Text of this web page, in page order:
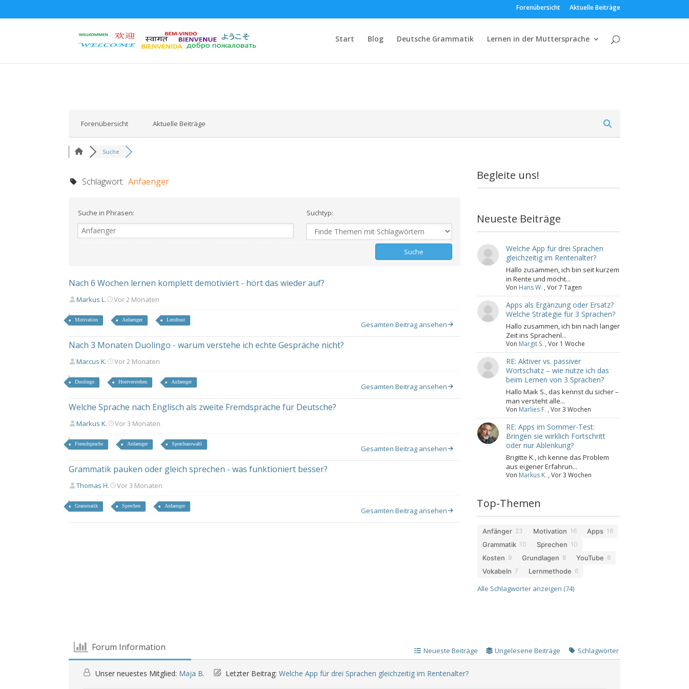
Forenübersicht Aktuelle Beiträge
Start Blog Deutsche Grammatik Lernen in der Muttersprache
Forenübersicht Aktuelle Beiträge
Suche
Schlagwort:Anfaenger
Suche in Phrasen: Suchtyp:
Nach 6 Wochen lernen komplett demotiviert - hört das wieder auf?
Markus L. Vor 2 Monaten
Motivation Anfaenger Lernfrust
Gesamten Beitrag ansehen
Nach 3 Monaten Duolingo - warum verstehe ich echte Gespräche nicht?
Marcus K. Vor 2 Monaten
Duolingo Hoerverstehen Anfaenger
Gesamten Beitrag ansehen
Welche Sprache nach Englisch als zweite Fremdsprache für Deutsche?
Markus K. Vor 3 Monaten
Fremdsprache Anfaenger Sprachauswahl
Gesamten Beitrag ansehen
Grammatik pauken oder gleich sprechen - was funktioniert besser?
Thomas H. Vor 3 Monaten
Grammatik Sprechen Anfaenger
Gesamten Beitrag ansehen
Begleite uns!
Neueste Beiträge
Welche App für drei Sprachen
gleichzeitig im Rentenalter?
Hallo zusammen, ich bin seit kurzem
in Rente und möcht...
Von Hans W. , Vor 7 Tagen
Apps als Ergänzung oder Ersatz?
Welche Strategie für 3 Sprachen?
Hallo zusammen, ich bin nach langer
Zeit ins Sprachenl...
Von Margit S. , Vor 1 Woche
RE: Aktiver vs. passiver
Wortschatz – wie nutze ich das
beim Lernen von 3 Sprachen?
Hallo Maik S., das kennst du sicher –
man versteht alle...
Von Marlies F. , Vor 3 Wochen
RE: Apps im Sommer-Test:
Bringen sie wirklich Fortschritt
oder nur Ablenkung?
Brigitte K., ich kenne das Problem
aus eigener Erfahrun...
Von Markus K. , Vor 3 Wochen
Top-Themen
Anfänger 23 Motivation 16 Apps 16
Grammatik 10 Sprechen 10
Kosten 9 Grundlagen 8 YouTube 8
Vokabeln 7 Lernmethode 6
Alle Schlagwörter anzeigen (74)
Forum Information Neueste Beiträge Ungelesene Beiträge Schlagwörter
Unser neuestes Mitglied: Maja B. Letzter Beitrag:Welche App für drei Sprachen gleichzeitig im Rentenalter?